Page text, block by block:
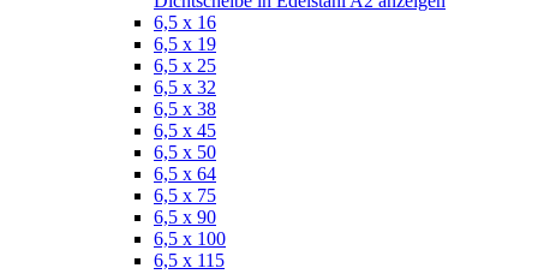
6,5 x 16
6,5 x 19
6,5 x 25
6,5 x 32
6,5 x 38
6,5 x 45
6,5 x 50
6,5 x 64
6,5 x 75
6,5 x 90
6,5 x 100
6,5 x 115